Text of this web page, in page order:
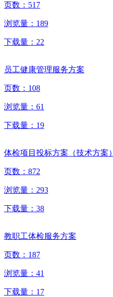
页数： 517
浏览量： 189
下载量： 22
员工健康管理服务方案
页数： 108
浏览量： 61
下载量： 19
体检项目投标方案（技术方案）
页数： 872
浏览量： 293
下载量： 38
教职工体检服务方案
页数： 187
浏览量： 41
下载量： 17